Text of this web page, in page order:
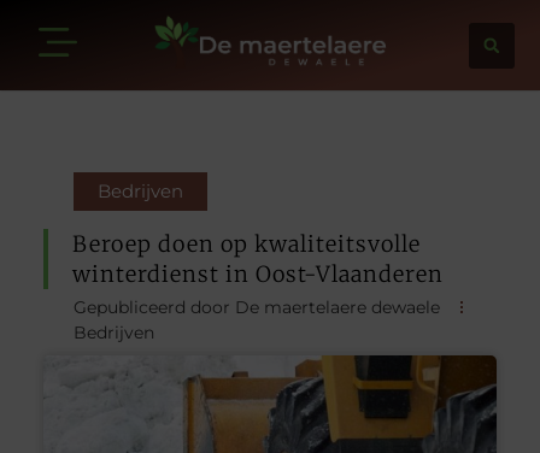
Bedrijven
Beroep doen op kwaliteitsvolle
winterdienst in Oost-Vlaanderen
Gepubliceerd door De maertelaere dewaele
Bedrijven